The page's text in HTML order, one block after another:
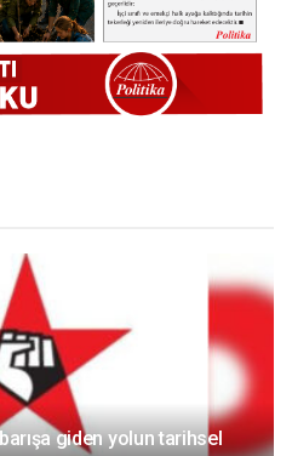
giden yolun tarihsel